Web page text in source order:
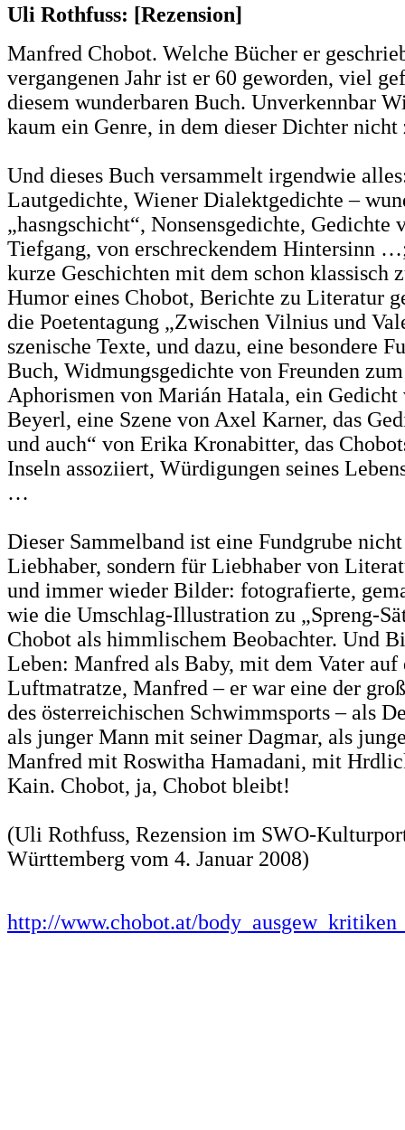
Uli Rothfuss: [Rezension]
Manfred Chobot. Welche Bücher er
vergangenen Jahr ist er 60 geworden, viel
diesem wunderbaren Buch. Unverkennbar
kaum ein Genre, in dem dieser Dichter nicht
Und dieses Buch versammelt irgendwie
Lautgedichte, Wiener Dialektgedichte –
„hasngschicht“, Nonsensgedichte, Gedichte
Tiefgang, von erschreckendem Hintersinn
kurze Geschichten mit dem schon klassisch
Humor eines Chobot, Berichte zu Literatur
die Poetentagung „Zwischen Vilnius und
szenische Texte, und dazu, eine besondere
Buch, Widmungsgedichte von Freunden
Aphorismen von Marián Hatala, ein Gedicht
Beyerl, eine Szene von Axel Karner, das
und auch“ von Erika Kronabitter, das
Inseln assoziiert, Würdigungen seines
…
Dieser Sammelband ist eine Fundgrube
Liebhaber, sondern für Liebhaber von
und immer wieder Bilder: fotografierte,
wie die Umschlag-Illustration zu „Spreng-
Chobot als himmlischem Beobachter. Und
Leben: Manfred als Baby, mit dem Vater auf
Luftmatratze, Manfred – er war eine der
des österreichischen Schwimmsports – als
als junger Mann mit seiner Dagmar, als
Manfred mit Roswitha Hamadani, mit
Kain. Chobot, ja, Chobot bleibt!
(Uli Rothfuss, Rezension im SWO-
Württemberg vom 4. Januar 2008)
http://www.chobot.at/